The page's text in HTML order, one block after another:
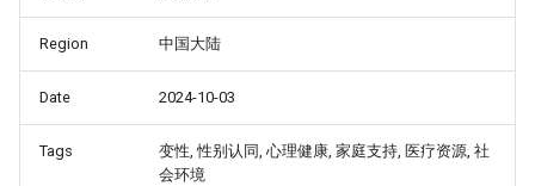
Region 中国大陆
Date 2024-10-03
Tags
变性, 性别认同, 心理健康, 家庭支持, 医疗资源, 社
会环境